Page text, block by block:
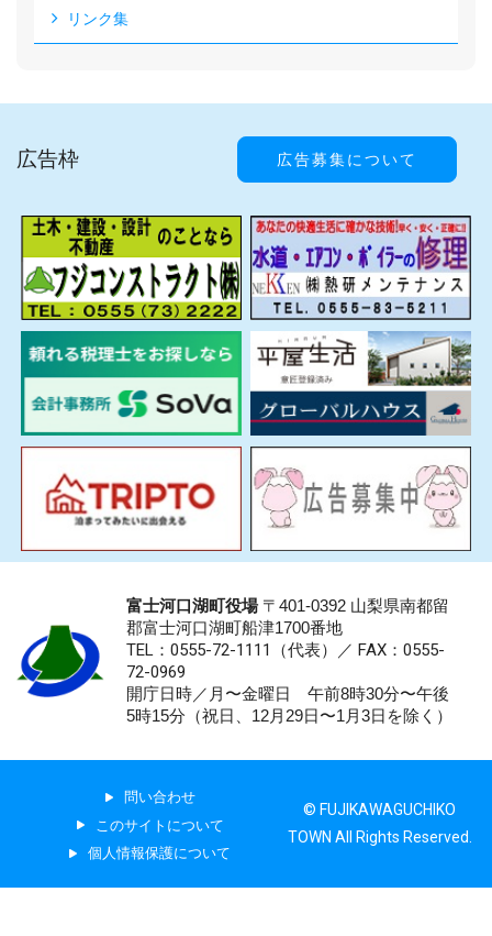
リンク集
広告枠 広告募集について
富士河口湖町役場〒401-0392 山梨県南都留
郡富士河口湖町船津1700番地
TEL：0555-72-1111 （代表）／ FAX：0555-
72-0969
開庁日時／月〜金曜日 午前8時30分〜午後
5時15分（祝日、12月29日〜1月3日を除く）
問い合わせ
このサイトについて
個人情報保護について
© FUJIKAWAGUCHIKO
TOWN All Rights Reserved.